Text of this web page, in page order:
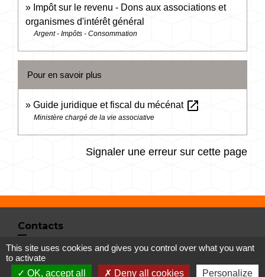
Impôt sur le revenu - Dons aux associations et
organismes d'intérêt général
Argent - Impôts - Consommation
Pour en savoir plus
Guide juridique et fiscal du mécénat open_in_new
Ministère chargé de la vie associative
Signaler une erreur sur cette page
Contacts
Commune de Vertrieu
1 place de la Mairie
This site uses cookies and gives you control over what you want
to activate
OK, accept all
Deny all cookies Personalize